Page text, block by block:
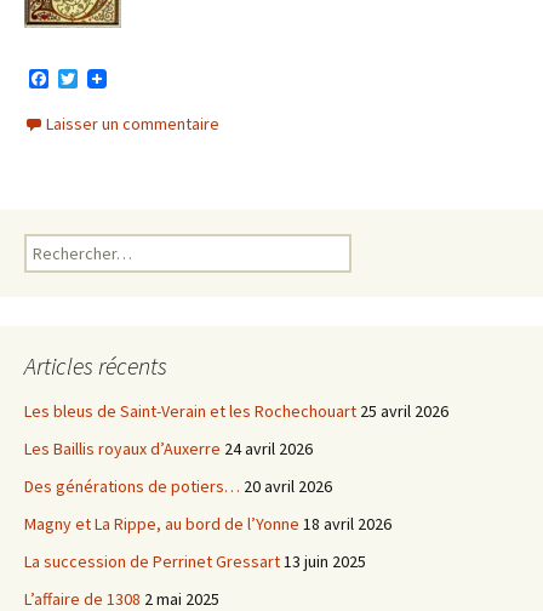
c
e
T
i
t
Laisser un commentaire
Rechercher :
Articles récents
Les bleus de Saint-Verain et les Rochechouart 25 avril 2026
Les Baillis royaux d’Auxerre 24 avril 2026
Des générations de potiers… 20 avril 2026
Magny et La Rippe, au bord de l’Yonne 18 avril 2026
La succession de Perrinet Gressart13 juin 2025
L’affaire de 1308 2 mai 2025